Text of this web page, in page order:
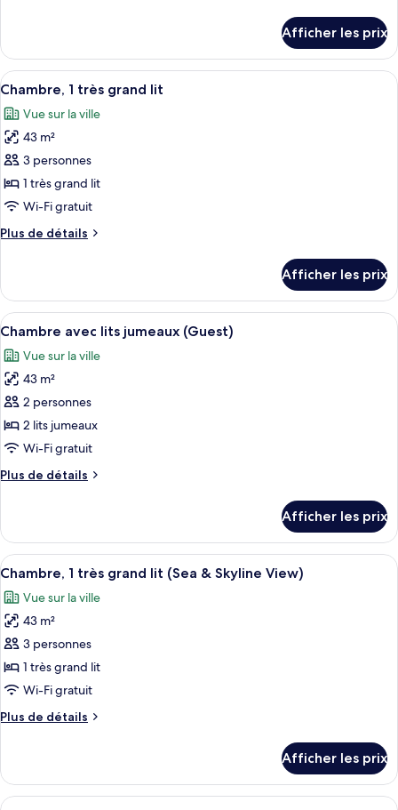
chambre :
King
Junior
Suite
Sea
View
High
Floor
King
Junior
Suite
View
High
Afficher les prix
Afficher
toutes
les
photos
pour
ce
type
chambre :
très
grand
lit
Une chambre d’hôtel avec un
11
Chambre, 1 très grand lit
Vue sur la ville
43 m²
3 personnes
1 très grand lit
Wi-Fi gratuit
Plus de détails
Plus
Chambre,
très
lit
Afficher les prix
Afficher
toutes
les
photos
pour
ce
type
chambre :
lits
jumeaux
(Guest)
Une chambre d’hôtel avec deux lits,
9
Chambre avec lits jumeaux (Guest)
Vue sur la ville
43 m²
2 personnes
2 lits jumeaux
Wi-Fi gratuit
Plus de détails
Plus
Chambre
avec
lits
(Guest)
Afficher les prix
Afficher
toutes
les
photos
pour
ce
type
chambre :
très
Une chambre d’hôtel avec un
8
Chambre, 1 très grand lit (Sea & Skyline View)
Vue sur la ville
43 m²
3 personnes
1 très grand lit
Wi-Fi gratuit
Plus de détails
Plus
Chambre,
Afficher les prix
Afficher Une chambre d’hôtel moderne